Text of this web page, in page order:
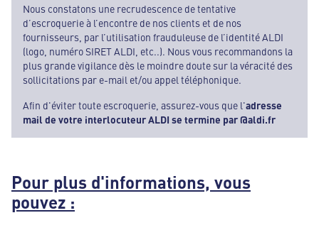
Nous constatons une recrudescence de tentative
d’escroquerie à l’encontre de nos clients et de nos
fournisseurs, par l’utilisation frauduleuse de l’identité ALDI
(logo, numéro SIRET ALDI, etc..). Nous vous recommandons la
plus grande vigilance dès le moindre doute sur la véracité des
sollicitations par e-mail et/ou appel téléphonique.
Afin d'éviter toute escroquerie, assurez-vous que l'adresse
mail de votre interlocuteur ALDI se termine par @aldi.fr
Pour plus d'informations, vous
pouvez :